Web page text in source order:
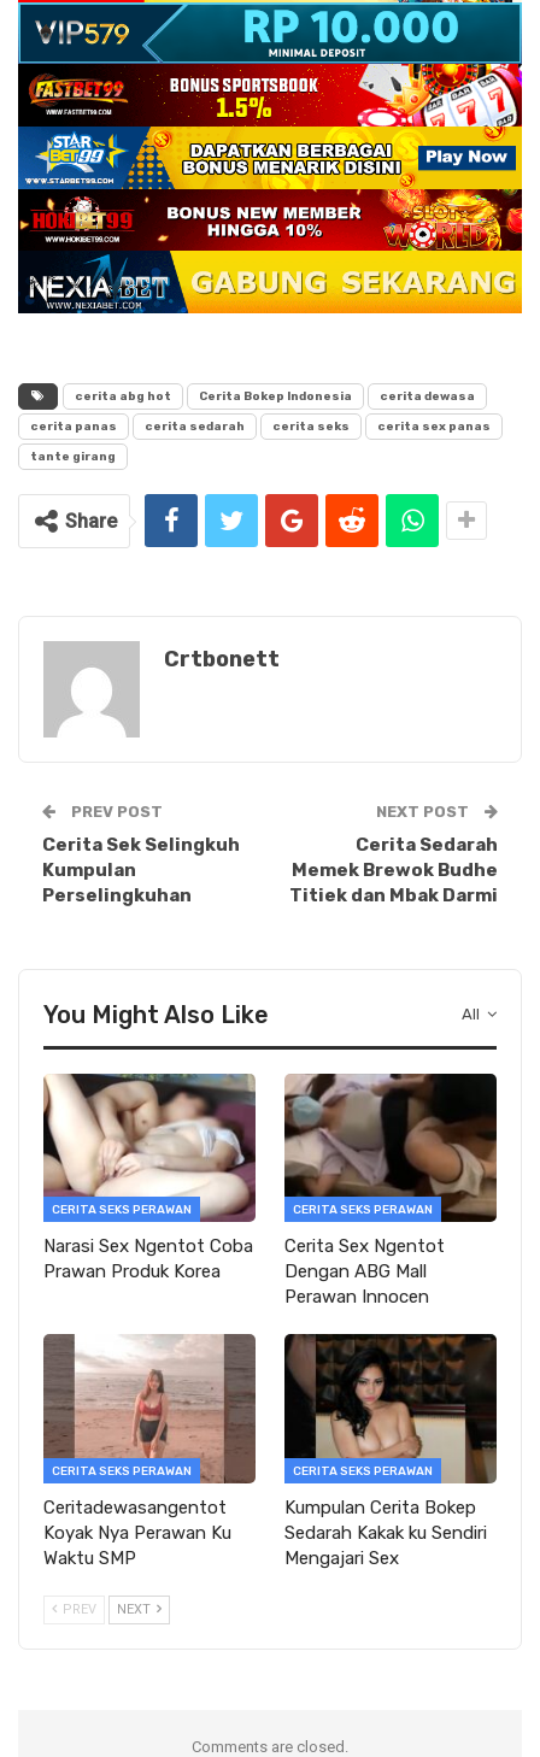
cerita abg hot Cerita Bokep Indonesia cerita dewasa
cerita panas cerita sedarah cerita seks cerita sex panas
tante girang
Share
Crtbonett
PREV POST
Cerita Sek Selingkuh
Kumpulan
Perselingkuhan
NEXT POST
Cerita Sedarah
Memek Brewok Budhe
Titiek dan Mbak Darmi
All
You Might Also Like
CERITA SEKS PERAWAN
Narasi Sex Ngentot Coba
Prawan Produk Korea
CERITA SEKS PERAWAN
Cerita Sex Ngentot
Dengan ABG Mall
Perawan Innocen
CERITA SEKS PERAWAN
Ceritadewasangentot
Koyak Nya Perawan Ku
Waktu SMP
CERITA SEKS PERAWAN
Kumpulan Cerita Bokep
Sedarah Kakak ku Sendiri
Mengajari Sex
PREV NEXT
Comments are closed.